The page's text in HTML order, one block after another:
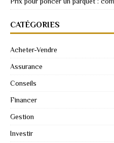
CATÉGORIES
Acheter-Vendre
Assurance
Conseils
Financer
Gestion
Investir